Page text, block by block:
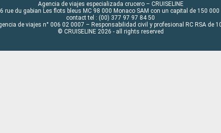
Agencia de viajes especializada crucero – CRUISELINE
rue du gabian Les flots bleus MC 98 000 Monaco SAM con un capital de 150 000
contact tel : (00) 377 97 97 84 50
de viajes n° 006 02 0007 – Responsabilidad civil y profesional RC RSA de
© CRUISELINE 2026 - all rights reserved